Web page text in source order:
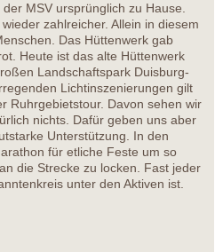
MSV ursprünglich zu Hause.
zahlreicher. Allein in diesem
Das Hüttenwerk gab
Heute ist das alte Hüttenwerk
Landschaftspark Duisburg-
Lichtinszenierungen gilt
Ruhrgebietstour. Davon sehen wir
nichts. Dafür geben uns aber
Unterstützung. In den
für etliche Feste um so
die Strecke zu locken. Fast jeder
unter den Aktiven ist.